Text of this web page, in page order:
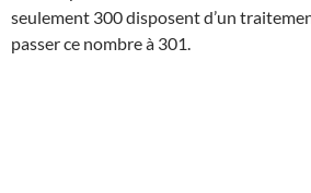
seulement 300 disposent d’un
passer ce nombre à 301.